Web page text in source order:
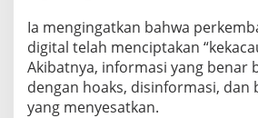
Ia mengingatkan bahwa
digital telah menciptakan
Akibatnya, informasi yang benar
dengan hoaks, disinformasi, dan
yang menyesatkan.